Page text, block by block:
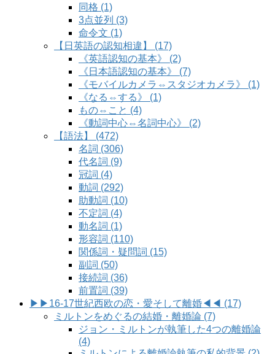
同格 (1)
3点並列 (3)
命令文 (1)
【日英語の認知相違】 (17)
《英語認知の基本》 (2)
《日本語認知の基本》 (7)
《モバイルカメラ⇔スタジオカメラ》 (1)
《なる⇔する》 (1)
もの⇔こと (4)
《動詞中心⇔名詞中心》 (2)
【語法】 (472)
名詞 (306)
代名詞 (9)
冠詞 (4)
動詞 (292)
助動詞 (10)
不定詞 (4)
動名詞 (1)
形容詞 (110)
関係詞・疑問詞 (15)
副詞 (50)
接続詞 (36)
前置詞 (39)
▶▶16-17世紀西欧の恋・愛そして離婚◀◀ (17)
ミルトンをめぐるの結婚・離婚論 (7)
ジョン・ミルトンが執筆した4つの離婚論
(4)